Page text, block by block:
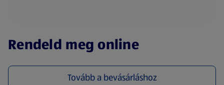
Rendeld meg online
Tovább a bevásárláshoz